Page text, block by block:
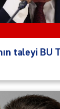
taleyi BU